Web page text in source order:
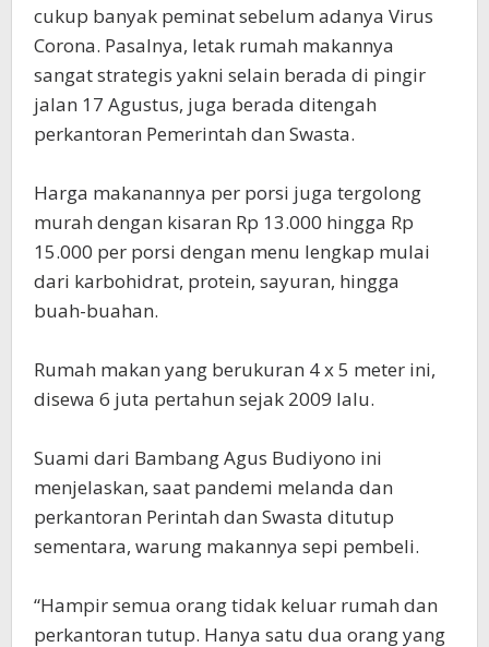
cukup banyak peminat sebelum adanya Virus
Corona. Pasalnya, letak rumah makannya
sangat strategis yakni selain berada di pingir
jalan 17 Agustus, juga berada ditengah
perkantoran Pemerintah dan Swasta.
Harga makanannya per porsi juga tergolong
murah dengan kisaran Rp 13.000 hingga Rp
15.000 per porsi dengan menu lengkap mulai
dari karbohidrat, protein, sayuran, hingga
buah-buahan.
Rumah makan yang berukuran 4 x 5 meter ini,
disewa 6 juta pertahun sejak 2009 lalu.
Suami dari Bambang Agus Budiyono ini
menjelaskan, saat pandemi melanda dan
perkantoran Perintah dan Swasta ditutup
sementara, warung makannya sepi pembeli.
“Hampir semua orang tidak keluar rumah dan
perkantoran tutup. Hanya satu dua orang yang